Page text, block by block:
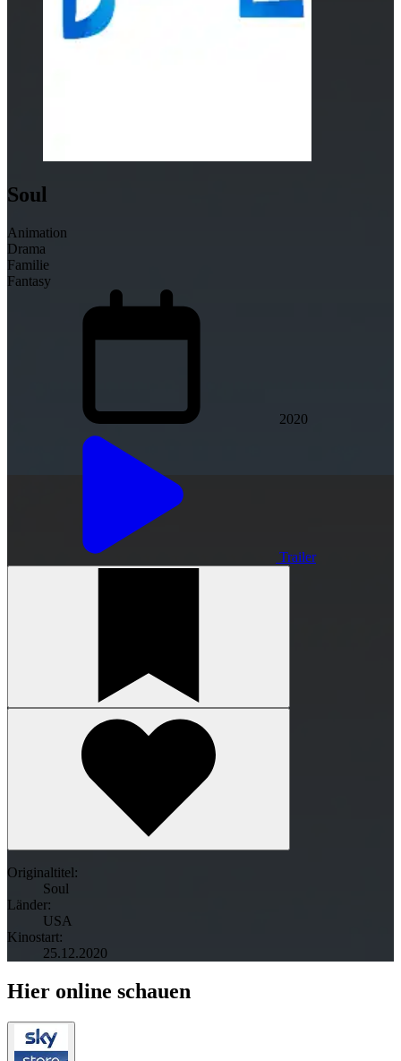
Soul
Animation
Drama
Familie
Fantasy
2020
Trailer
Originaltitel:
Soul
Länder:
USA
Kinostart:
25.12.2020
Hier online schauen